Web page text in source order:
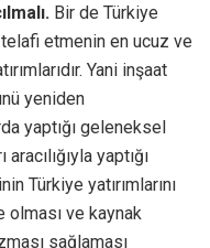
Bir de Türkiye
etmenin en ucuz ve
Yani inşaat
yeniden
yaptığı geleneksel
yaptığı
Türkiye yatırımlarını
ve kaynak
sağlaması